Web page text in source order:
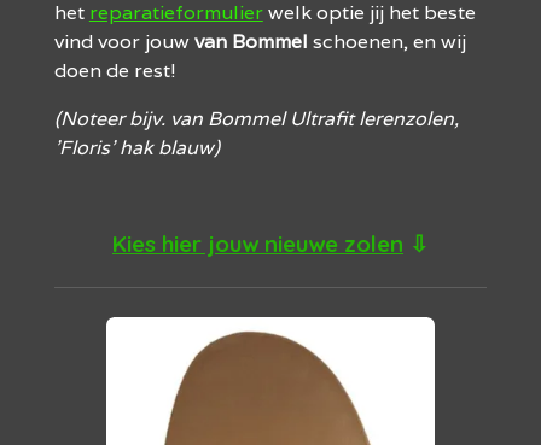
het reparatieformulierwelk optie jij het beste
vind voor jouwvan Bommel schoenen, en wij
doen de rest!
(Noteer bijv. van Bommel Ultrafit lerenzolen,
'Floris' hak blauw)
Kies hier jouw nieuwe zolen ⇩